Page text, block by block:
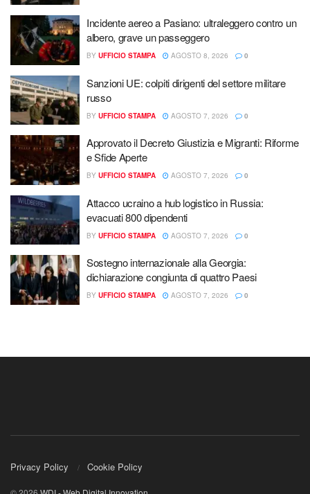
Incidente aereo a Pasiano: ultraleggero contro un
albero, grave un passeggero
BY UFFICIO STAMPA AGOSTO 8, 2026 0
Sanzioni UE: colpiti dirigenti del settore militare
russo
BY UFFICIO STAMPA AGOSTO 7, 2026 0
Approvato il Decreto Giustizia e Migranti: Riforme
e Sfide Aperte
BY UFFICIO STAMPA AGOSTO 7, 2026 0
Attacco ucraino a hub logistico in Russia:
evacuati 800 dipendenti
BY UFFICIO STAMPA AGOSTO 7, 2026 0
Sostegno internazionale alla Georgia:
dichiarazione congiunta di quattro Paesi
BY UFFICIO STAMPA AGOSTO 7, 2026 0
Privacy Policy Cookie Policy